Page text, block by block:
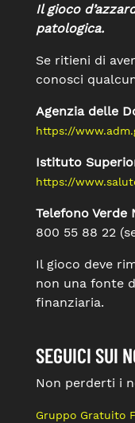
Il gioco
patologica.
Se ritieni di
conosci
Agenzia delle
https://
Istituto
https://
Telefono Verde
800 55 88 22
Il gioco deve
non una fonte
finanziaria.
SEGUICI SUI
Non perderti i
Gruppo Gratuito